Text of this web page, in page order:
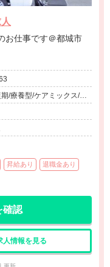
病院でのお仕事です＠都城市
/療養型/ケアミックス/外
（デイサービス）、その
昇給あり 退職金あり
確認
人情報を見る